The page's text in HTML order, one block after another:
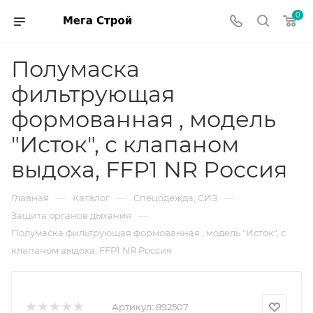
0
Полумаска
фильтрующая
формованная , модель
"Исток", с клапаном
выдоха, FFP1 NR Россия
Главная — Каталог — Спецодежда, СИЗ —
Защита органов дыхания —
Полумаска фильтрующая формованная , модель "Исток", с
клапаном выдоха, FFP1 NR Россия
Артикул: 892507